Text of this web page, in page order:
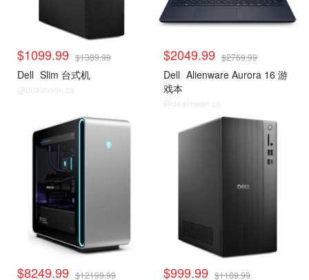
$1099.99 $1389.99
Dell Slim 台式机
@dealmoon.ca
$2049.99 $2769.99
Dell Alienware Aurora 16 游
戏本
@dealmoon.ca
$8249.99 $12199.99 $999.99 $1189.99